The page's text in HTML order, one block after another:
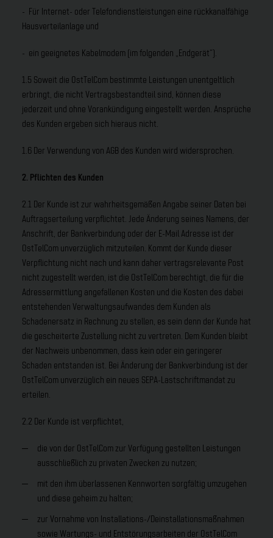
- Für Internet- oder Telefondienstleistungen eine rückkanalfähige
Hausverteilanlage und
- ein geeignetes Kabelmodem (im folgenden „Endgerät“).
1.5 Soweit die OstTelCom bestimmte Leistungen unentgeltlich
erbringt, die nicht Vertragsbestandteil sind, können diese
jederzeit und ohne Vorankündigung eingestellt werden. Ansprüche
des Kunden ergeben sich hieraus nicht.
1.6 Der Verwendung von AGB des Kunden wird widersprochen.
2. Pflichten des Kunden
2.1 Der Kunde ist zur wahrheitsgemäßen Angabe seiner Daten bei
Auftragserteilung verpflichtet. Jede Änderung seines Namens, der
Anschrift, der Bankverbindung oder der E-Mail Adresse ist der
OstTelCom unverzüglich mitzuteilen. Kommt der Kunde dieser
Verpflichtung nicht nach und kann daher vertragsrelevante Post
nicht zugestellt werden, ist die OstTelCom berechtigt, die für die
Adressermittlung angefallenen Kosten und die Kosten des dabei
entstehenden Verwaltungsaufwandes dem Kunden als
Schadenersatz in Rechnung zu stellen, es sein denn der Kunde hat
die gescheiterte Zustellung nicht zu vertreten. Dem Kunden bleibt
der Nachweis unbenommen, dass kein oder ein geringerer
Schaden entstanden ist. Bei Änderung der Bankverbindung ist der
OstTelCom unverzüglich ein neues SEPA-Lastschriftmandat zu
erteilen.
2.2 Der Kunde ist verpflichtet,
die von der OstTelCom zur Verfügung gestellten Leistungen
ausschließlich zu privaten Zwecken zu nutzen;
mit den ihm überlassenen Kennworten sorgfältig umzugehen
und diese geheim zu halten;
zur Vornahme von Installations-/Deinstallationsmaßnahmen
sowie Wartungs- und Entstörungsarbeiten der OstTelCom